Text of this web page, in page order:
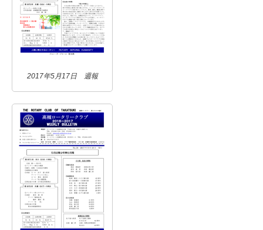
2017年5月17日 週報